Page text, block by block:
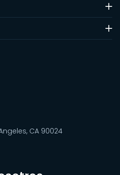
CA 90024